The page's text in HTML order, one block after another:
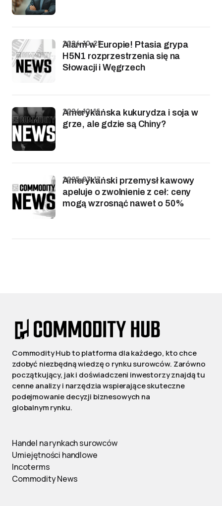
Alarm w Europie! Ptasia grypa
H5N1 rozprzestrzenia się na
Słowacji i Węgrzech
2024-10-25
Amerykańska kukurydza i soja w
grze, ale gdzie są Chiny?
2024-12-16
Amerykański przemysł kawowy
apeluje o zwolnienie z ceł: ceny
mogą wzrosnąć nawet o 50%
2025-03-17
Commodity Hub to platforma dla każdego, kto chce
zdobyć niezbędną wiedzę o rynku surowców. Zarówno
początkujący, jak i doświadczeni inwestorzy znajdą tu
cenne analizy i narzędzia wspierające skuteczne
podejmowanie decyzji biznesowych na
globalnym rynku.
Handel na rynkach surowców
Umiejętności handlowe
Incoterms
Commodity News